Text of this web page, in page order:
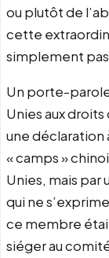
ou plutôt de
cette
simplement
Un porte-
Unies aux
une déclaration
« camps »
Unies, mais
qui ne
ce membre
siéger au